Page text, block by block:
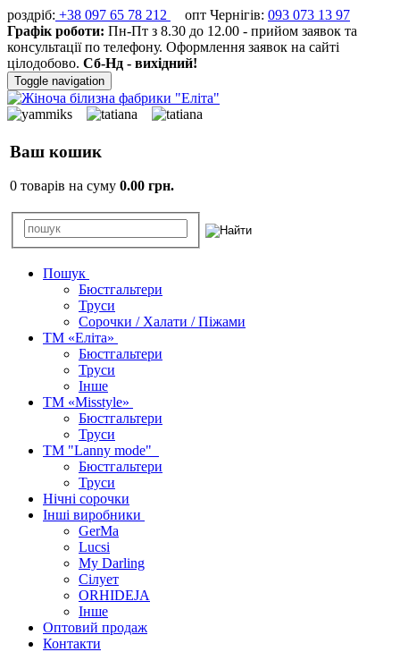
роздріб: +38 097 65 78 212 опт Чернігів: 093 073 13 97
Графік роботи: Пн-Пт з 8.30 до 12.00 - прийом заявок та
консультації по телефону. Оформлення заявок на сайті
цілодобово. Сб-Нд - вихідний!
Toggle navigation
Ваш кошик
0 товарів на суму 0.00 грн.
Пошук
Бюстгальтери
Труси
Сорочки / Халати / Піжами
ТМ «Еліта»
Бюстгальтери
Труси
Інше
ТМ «Misstyle»
Бюстгальтери
Труси
ТМ "Lanny mode"
Бюстгальтери
Труси
Нічні сорочки
Інші виробники
GerMa
Lucsi
My Darling
Сілует
ORHIDEJA
Інше
Оптовий продаж
Контакти